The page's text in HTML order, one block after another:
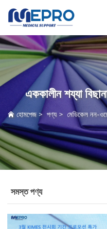
এককালীন শয্যা
হোমপেজ > পণ্য > মেডিকেল নন-
সমস্ত পণ্য